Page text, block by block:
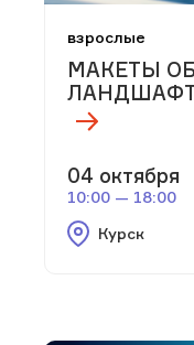
взрослые
МАКЕТЫ
04 октября
10:00 — 18:00
Курск